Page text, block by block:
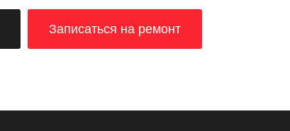
Записаться на ремонт